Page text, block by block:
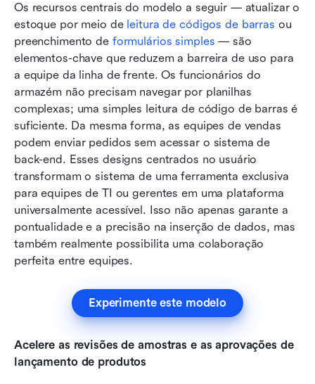
Os recursos centrais do modelo a seguir — atualizar o
estoque por meio de leitura de códigos de barras ou
preenchimento de formulários simples — são
elementos-chave que reduzem a barreira de uso para
a equipe da linha de frente. Os funcionários do
armazém não precisam navegar por planilhas
complexas; uma simples leitura de código de barras é
suficiente. Da mesma forma, as equipes de vendas
podem enviar pedidos sem acessar o sistema de
back-end. Esses designs centrados no usuário
transformam o sistema de uma ferramenta exclusiva
para equipes de TI ou gerentes em uma plataforma
universalmente acessível. Isso não apenas garante a
pontualidade e a precisão na inserção de dados, mas
também realmente possibilita uma colaboração
perfeita entre equipes.
Experimente este modelo
Acelere as revisões de amostras e as aprovações de
lançamento de produtos